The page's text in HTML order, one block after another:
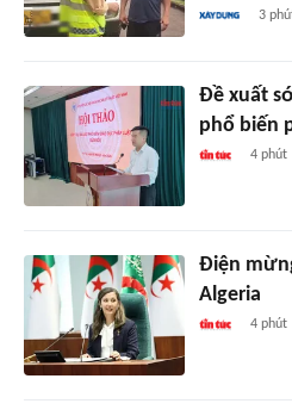
3
Đề xuất
phổ biến
4 phút
Điện
Algeria
4 phút